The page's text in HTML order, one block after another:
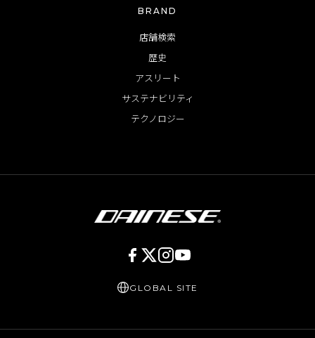
BRAND
店舗検索
歴史
アスリート
サステナビリティ
テクノロジー
GLOBAL SITE